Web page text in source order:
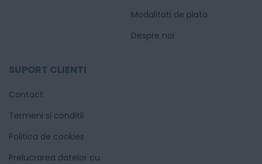
Modalitati de plata
Despre noi
SUPORT CLIENTI
Contact
Termeni si conditii
Politica de cookies
Prelucrarea datelor cu